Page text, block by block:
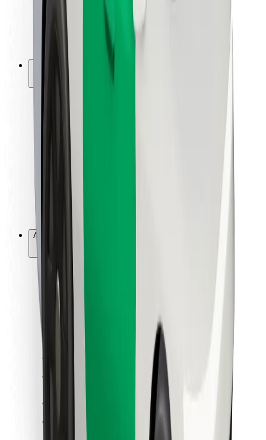
Soluzioni Per la Città
Aeroporti
Stazioni di ricarica
Per i Guidatori
Per i conducenti
Per corrieri
Bolt Food
Per i proprietari di flotta
Per ristoranti
Bolt per le aziende
Altro
Fornitori
Termini e condizioni
Cookies
Sicurezza
Fai una corsa in pochi minuti!
Scarica Bolt